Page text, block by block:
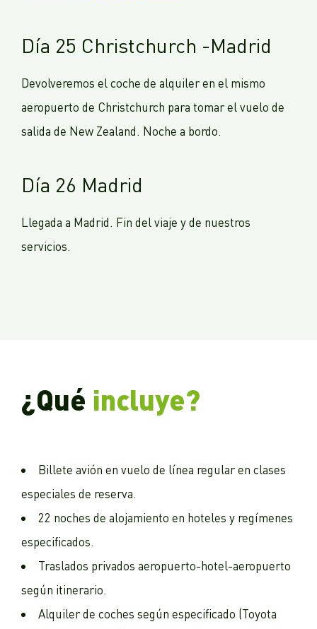
Día 25 Christchurch -Madrid
Devolveremos el coche de alquiler en el mismo
aeropuerto de Christchurch para tomar el vuelo de
salida de New Zealand. Noche a bordo.
Día 26 Madrid
Llegada a Madrid. Fin del viaje y de nuestros
servicios.
¿Qué incluye?
Billete avión en vuelo de línea regular en clases
especiales de reserva.
22 noches de alojamiento en hoteles y regímenes
especificados.
Traslados privados aeropuerto-hotel-aeropuerto
según itinerario.
Alquiler de coches según especificado (Toyota